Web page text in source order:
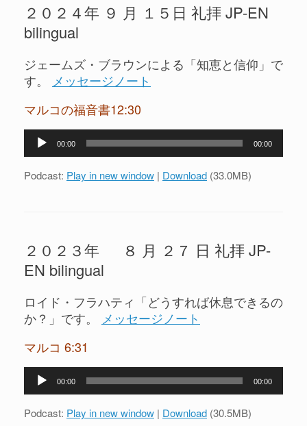
２０２４年 ９ 月 １５日 礼拝 JP-EN
bilingual
ジェームズ・ブラウンによる「知恵と信仰」で
す。
メッセージノート
マルコの福音書12:30
プ
00:00 00:00
Podcast: Play in new window | Download (33.0MB)
２０２３年 ８ 月 ２７ 日 礼拝 JP-
EN bilingual
ロイド・フラハティ「どうすれば休息できるの
か？」です。
メッセージノート
マルコ 6:31
プ
00:00 00:00
Podcast: Play in new window | Download (30.5MB)